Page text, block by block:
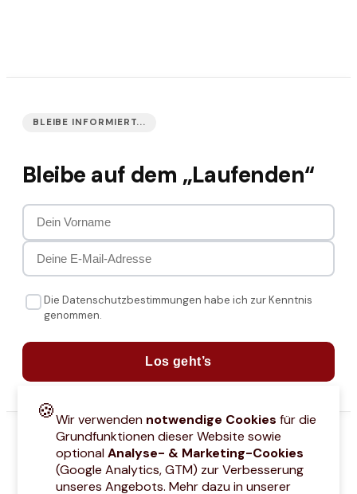
BLEIBE INFORMIERT...
Bleibe auf dem „Laufenden“
Die Datenschutzbestimmungen habe ich zur Kenntnis
genommen.
Los geht’s
🍪Wir verwenden notwendige Cookies für die
Grundfunktionen dieser Website sowie
optionalAnalyse- & Marketing-Cookies
(Google Analytics, GTM) zur Verbesserung
unseres Angebots. Mehr dazu in unserer